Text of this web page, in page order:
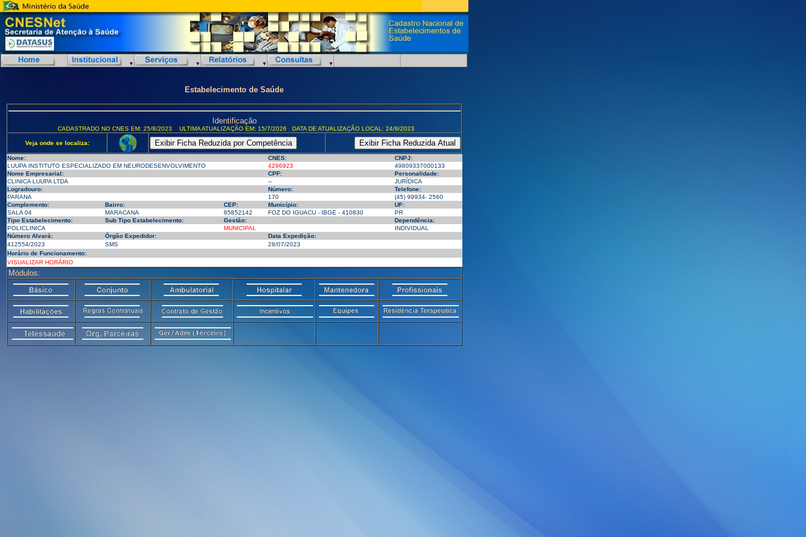
Estabelecimento de Saúde
Identificação
CADASTRADO NO CNES EM: 25/8/2023 ULTIMA ATUALIZAÇÃO EM: 15/7/2026 DATA DE ATUALIZAÇÃO LOCAL: 24/8/2023
Veja onde se localiza:
Nome: CNES:
CNPJ:
LUUPA INSTITUTO ESPECIALIZADO EM NEURODESENVOLVIMENTO
4296923
49809337000133
Nome Empresarial:
CPF:
Personalidade:
CLINICA LUUPA LTDA
--
JURÍDICA
Logradouro:
Número:
Telefone:
PARANA
170
(45) 99934- 2560
Complemento:
Bairro: CEP: Município:
UF:
SALA 04
MARACANA 85852142 FOZ DO IGUACU - IBGE - 410830
PR
Tipo Estabelecimento:
Sub Tipo Estabelecimento: Gestão:
Dependência:
POLICLINICA
MUNICIPAL
INDIVIDUAL
Número Alvará:
Órgão Expedidor:
Data Expedição:
412554/2023
SMS
28/07/2023
Horário de Funcionamento:
VISUALIZAR HORÁRIO
Módulos: